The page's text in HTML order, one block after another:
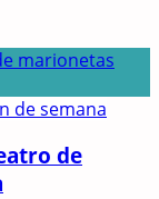
de semana
de